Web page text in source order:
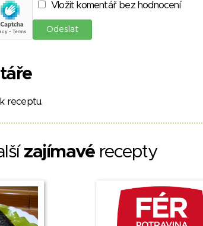
Vložit komentář bez hodnocení
receptu.
zajímavérecepty